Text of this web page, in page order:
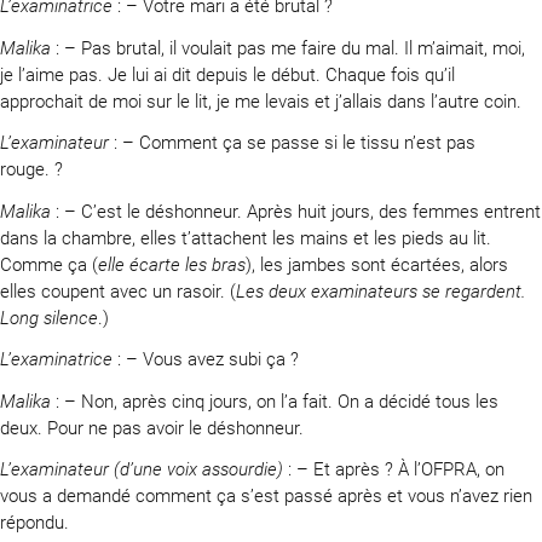
L’examinatrice : – Votre mari a été brutal ?
Malika : – Pas brutal, il voulait pas me faire du mal. Il m’aimait, moi,
je l’aime pas. Je lui ai dit depuis le début. Chaque fois qu’il
approchait de moi sur le lit, je me levais et j’allais dans l’autre coin.
L’examinateur: – Comment ça se passe si le tissu n’est pas
rouge. ?
Malika : – C’est le déshonneur. Après huit jours, des femmes entrent
dans la chambre, elles t’attachent les mains et les pieds au lit.
Comme ça (elle écarte les bras), les jambes sont écartées, alors
elles coupent avec un rasoir. (Les deux examinateurs se regardent.
Long silence .)
L’examinatrice : – Vous avez subi ça ?
Malika : – Non, après cinq jours, on l’a fait. On a décidé tous les
deux. Pour ne pas avoir le déshonneur.
L’examinateur (d’une voix assourdie) : – Et après ? À l’OFPRA, on
vous a demandé comment ça s’est passé après et vous n’avez rien
répondu.